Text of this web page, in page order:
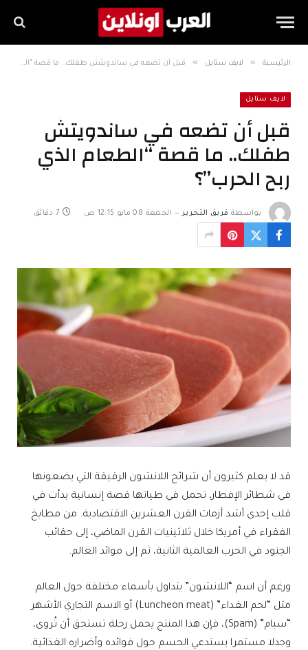
الرئيسية » لايف ستايل » قبل أن تضعه في ساندويتش طفلك.. ما قصة “الطعام الذي ربح الحرب”؟
لايف ستايل
قبل أن تضعه في ساندويتش
طفلك.. ما قصة “الطعام الذي
ربح الحرب”؟
بواسطة فريق التحرير الجمعة 08 مايو 12:15 ص 7 دقائق
قد لا يعلم كثيرون أن شرائح اللانشون الرقيقة التي يضعونها
في شطائر الإفطار، تحمل في طياتها قصة إنسانية بدأت في
قلب إحدى أشد أزمات القرن العشرين الاقتصادية. من مطابخ
الفقراء في أمريكا خلال ثلاثينيات القرن الماضي، إلى حقائب
الجنود في الحرب العالمية الثانية، ثم إلى موائد العالم.
ورغم أن اسم “اللانشون” يتداول بأسماء مختلفة حول العالم
مثل “لحم الغداء” (Luncheon meat) أو الاسم التجاري الأشهر
“سبام” (Spam)، فإن هذا المنتج يحمل رحلة تستحق أن تُروى،
وجدلا مستمرا يستدعي الحسم حول فوائده وأضراره الغذائية.